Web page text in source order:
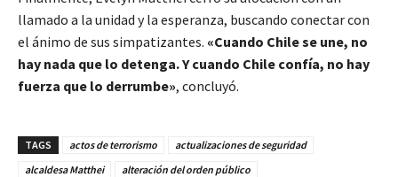
llamado a la unidad y la esperanza, buscando conectar con
el ánimo de sus simpatizantes. «Cuando Chile se une, no
hay nada que lo detenga. Y cuando Chile confía, no hay
fuerza que lo derrumbe», concluyó.
TAGS actos de terrorismo
actualizaciones de seguridad
alcaldesa Matthei
alteración del orden público